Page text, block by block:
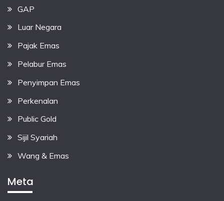
GAP
Luar Negara
Pajak Emas
Pelabur Emas
Penyimpan Emas
Perkenalan
Public Gold
Sijil Syariah
Wang & Emas
Meta